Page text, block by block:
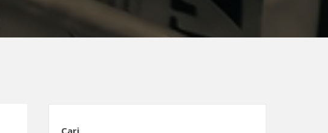
Cari